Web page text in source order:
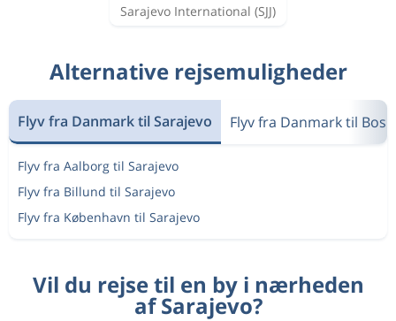
Sarajevo International (SJJ)
Alternative rejsemuligheder
Flyv fra Danmark til Sarajevo Flyv fra Danmark til
Flyv fra Aalborg til Sarajevo
Flyv fra Billund til Sarajevo
Flyv fra København til Sarajevo
Vil du rejse til en by i nærheden
af Sarajevo?